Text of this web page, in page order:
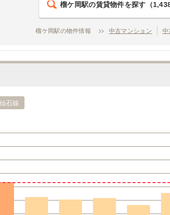
榴ケ岡駅の賃貸物件を探す （
榴ケ岡駅の物件情報 中古マンション 中
石線